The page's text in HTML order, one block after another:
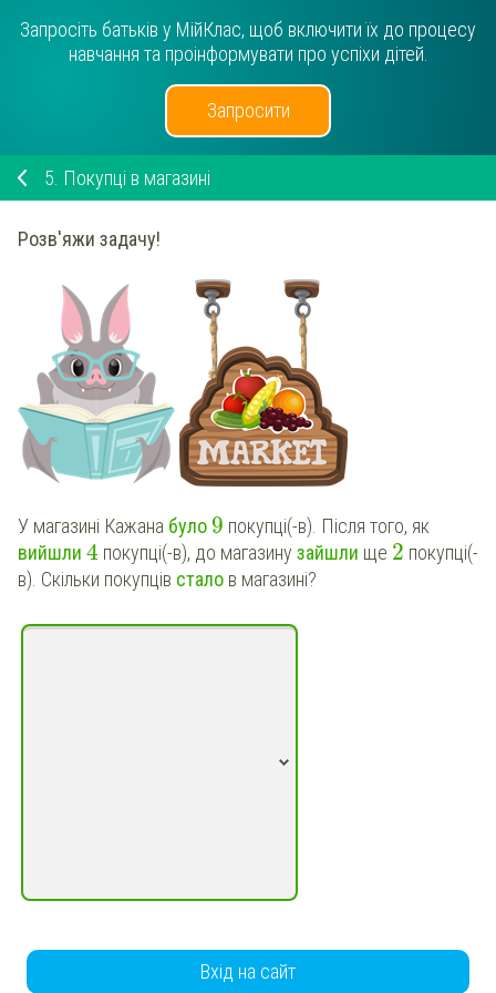
Запросіть батьків у МійКлас, щоб включити їх до процесу
навчання та проінформувати про успіхи дітей.
Запросити
5. Покупці в магазині
Розв'яжи задачу!
У магазині Кажана було 9 покупці(-в). Після того, як
вийшли 4 покупці(-в), до магазину зайшли ще 2 покупці(-
в). Скільки покупців стало в магазині?
Вхід на сайт